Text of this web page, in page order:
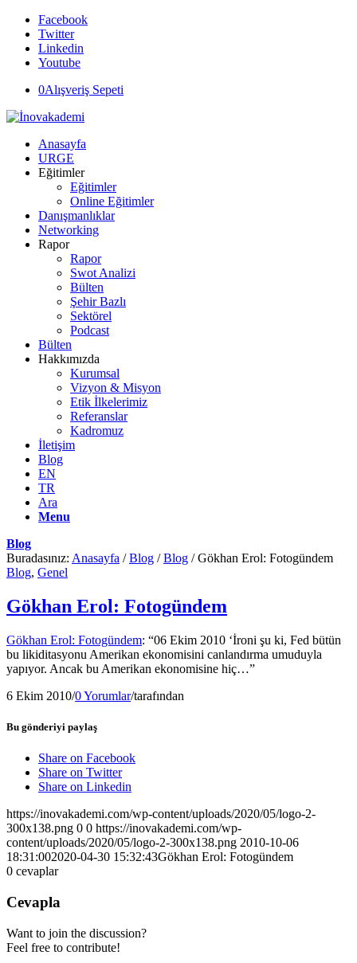
Facebook
Twitter
Linkedin
Youtube
0Alışveriş Sepeti
Anasayfa
URGE
Eğitimler
Eğitimler
Online Eğitimler
Danışmanlıklar
Networking
Rapor
Rapor
Swot Analizi
Bülten
Şehir Bazlı
Sektörel
Podcast
Bülten
Hakkımızda
Kurumsal
Vizyon & Misyon
Etik İlkelerimiz
Referanslar
Kadromuz
İletişim
Blog
EN
TR
Ara
Menu
Blog
Buradasınız: Anasayfa / Blog / Blog / Gökhan Erol: Fotogündem
Blog, Genel
Gökhan Erol: Fotogündem
Gökhan Erol: Fotogündem: “06 Ekim 2010 ‘İroni şu ki, Fed bütün
bu likiditasyonu Amerikan ekonomisini canlandırma umuduyla
yapıyor. Ancak bu Amerikan ekonomisine hiç…”
6 Ekim 2010/0 Yorumlar/tarafından
Bu gönderiyi paylaş
Share on Facebook
Share on Twitter
Share on Linkedin
https://inovakademi.com/wp-content/uploads/2020/05/logo-2-
300x138.png 0 0 https://inovakademi.com/wp-
content/uploads/2020/05/logo-2-300x138.png 2010-10-06
18:31:002020-04-30 15:32:43Gökhan Erol: Fotogündem
0 cevaplar
Cevapla
Want to join the discussion?
Feel free to contribute!